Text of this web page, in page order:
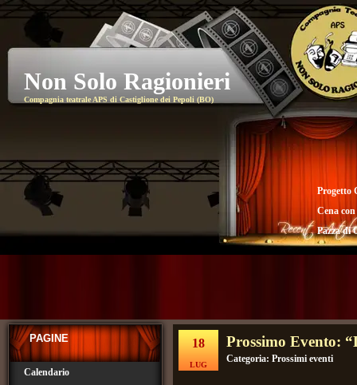
Non Solo Ragionieri
Compagnia teatrale APS di Castiglione dei Pepoli (BO)
Progetto
Cena
Pazza di
PAGINE
Calendario
18
LUG
Prossimo Evento:
Categoria: Prossimi eventi